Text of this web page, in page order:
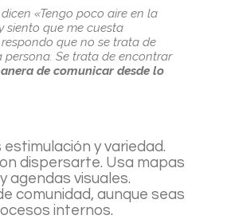
«Tengo poco aire en la
siento que me cuesta
respondo que no se trata de
persona. Se trata de encontrar
de comunicar desde lo
y variedad.
dispersarte. Usa mapas
agendas visuales.
comunidad, aunque seas
internos.